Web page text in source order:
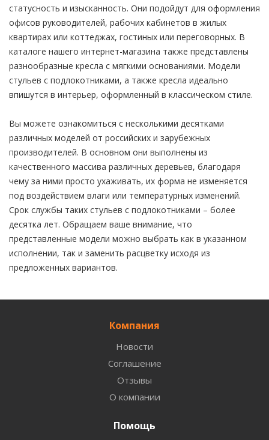
статусность и изысканность. Они подойдут для оформления
офисов руководителей, рабочих кабинетов в жилых
квартирах или коттеджах, гостиных или переговорных. В
каталоге нашего интернет-магазина также представлены
разнообразные кресла с мягкими основаниями. Модели
стульев с подлокотниками, а также кресла идеально
впишутся в интерьер, оформленный в классическом стиле.
Вы можете ознакомиться с несколькими десятками
различных моделей от российских и зарубежных
производителей. В основном они выполнены из
качественного массива различных деревьев, благодаря
чему за ними просто ухаживать, их форма не изменяется
под воздействием влаги или температурных изменений.
Срок службы таких стульев с подлокотниками – более
десятка лет. Обращаем ваше внимание, что
представленные модели можно выбрать как в указанном
исполнении, так и заменить расцветку исходя из
предложенных вариантов.
Компания
Новости
Соглашение
Отзывы
О компании
Помощь